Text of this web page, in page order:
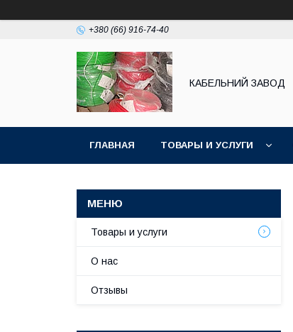
+380 (66) 916-74-40
КАБЕЛЬНИЙ ЗАВОД
ГЛАВНАЯ ТОВАРЫ И УСЛУГИ
Товары и услуги
О нас
Отзывы